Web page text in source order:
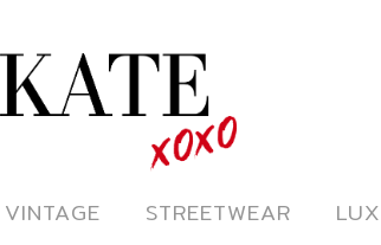
ดูหนังออนไลน์
VINTAGE
VINTAGE STREETWEAR
STREETWEAR